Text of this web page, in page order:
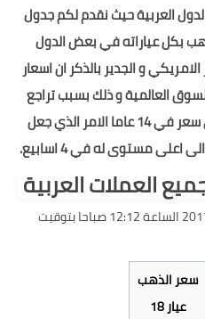
العربية حيث نقدم لكم جدول
بكل عياراته في بعض الدول
الامريكي و الجدير بالذكر ان اسعار
العالمية و ذلك بسبب تراجع
قيمة الدولار بعد تحقيقه لاعلى سعر في 14 عاما الامر الذي جعل
مستوى له في 4 اسابيع.
العملات العربية
أخر تحديث بتاريخ | الجمعة 06 يناير 2017 الساعة 12:12 صباحا بتوقيت
سعر الذهب
عيار 18